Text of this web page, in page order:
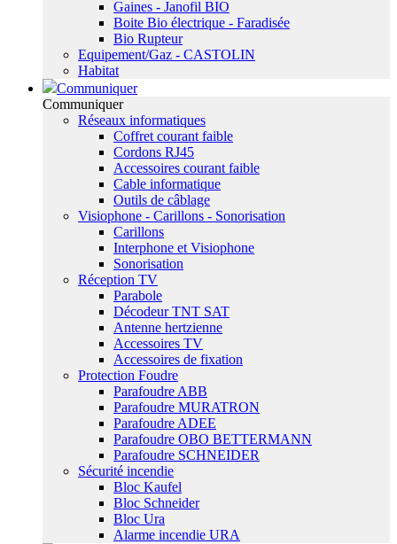
Gaines - Janofil BIO
Boite Bio électrique - Faradisée
Bio Rupteur
Equipement/Gaz - CASTOLIN
Habitat
Communiquer
Communiquer
Réseaux informatiques
Coffret courant faible
Cordons RJ45
Accessoires courant faible
Cable informatique
Outils de câblage
Visiophone - Carillons - Sonorisation
Carillons
Interphone et Visiophone
Sonorisation
Réception TV
Parabole
Décodeur TNT SAT
Antenne hertzienne
Accessoires TV
Accessoires de fixation
Protection Foudre
Parafoudre ABB
Parafoudre MURATRON
Parafoudre ADEE
Parafoudre OBO BETTERMANN
Parafoudre SCHNEIDER
Sécurité incendie
Bloc Kaufel
Bloc Schneider
Bloc Ura
Alarme incendie URA